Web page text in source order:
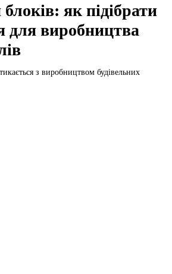
як підібрати
для виробництва
з виробництвом будівельних